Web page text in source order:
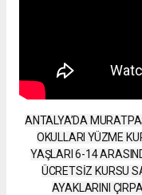
ANTALYA’DA
OKULLARI YÜZME
YAŞLARI 6-14
ÜCRETSİZ KURSU
AYAKLARINI